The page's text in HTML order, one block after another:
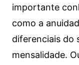
importante
como a
diferenciais do
mensalidade.